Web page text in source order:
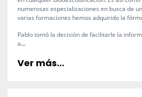
numerosas especializaciones en busca de un
varias formaciones hemos adquirido la
Pablo tomó la decisión de facilitarle la
a...
Ver más...